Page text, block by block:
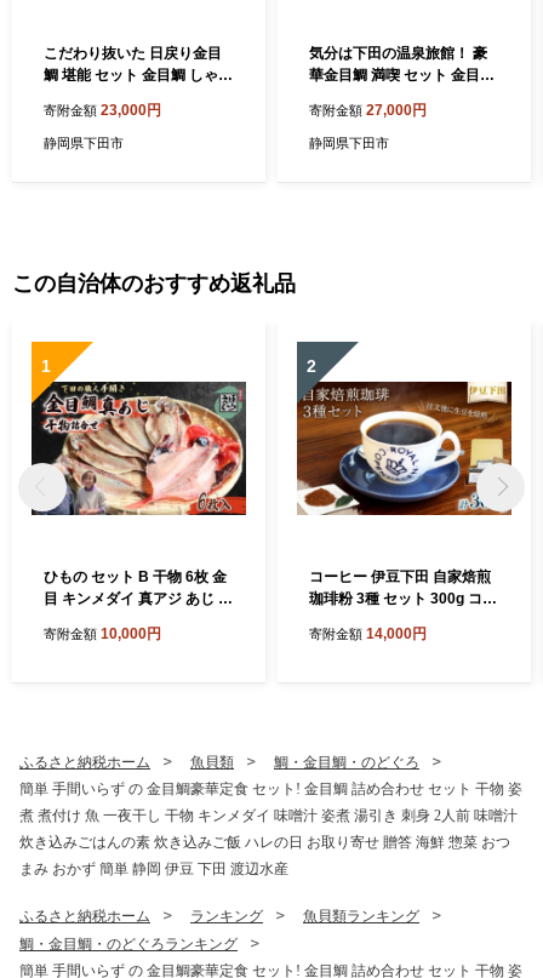
こだわり抜いた 日戻り金目
鯛 堪能 セット 金目鯛 しゃぶ
イ 炊き込みご飯 炊き込みご
飯の素 あら汁 アラ 一夜干し
寄附金額 23,000円
静岡県下田市
気分は下田の温泉旅館！ 豪
華金目鯛 満喫 セット 金目鯛
ゃぶ 切身 切り身 刺身 2人前
煮付け アラ 半身分 スモーク
寄附金額 27,000円
静岡県下田市
この自治体のおすすめ返礼品
1
ひもの セット B 干物 6枚 金
目 キンメダイ 真アジ あじ 金
下田 静岡 ほうえい
寄附金額 10,000円
2
コーヒー 伊豆下田 自家焙煎
珈琲粉 3種 セット 300g コー
フェ ブレンド 深煎り 贈答用
寄附金額 14,000円
ふるさと納税ホーム 魚貝類
鯛・金目鯛・のどぐろ
簡単 手間いらず の 金目鯛豪華定食 セット! 金目鯛 詰め合わせ セット 干物 姿
煮 煮付け 魚 一夜干し 干物 キンメダイ 味噌汁 姿煮 湯引き 刺身 2人前 味噌汁
炊き込みごはんの素 炊き込みご飯 ハレの日 お取り寄せ 贈答 海鮮 惣菜 おつ
まみ おかず 簡単 静岡 伊豆 下田 渡辺水産
ふるさと納税ホーム ランキング
魚貝類ランキング
鯛・金目鯛・のどぐろランキング
簡単 手間いらず の 金目鯛豪華定食 セット! 金目鯛 詰め合わせ セット 干物 姿